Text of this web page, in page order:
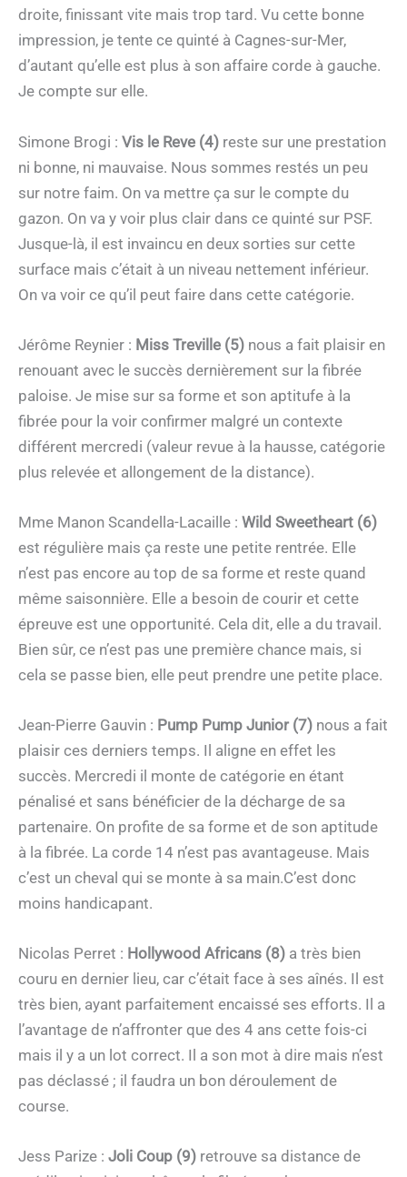
droite, finissant vite mais trop tard. Vu cette bonne
impression, je tente ce quinté à Cagnes-sur-Mer,
d’autant qu’elle est plus à son affaire corde à gauche.
Je compte sur elle.
Simone Brogi : Vis le Reve (4) reste sur une prestation
ni bonne, ni mauvaise. Nous sommes restés un peu
sur notre faim. On va mettre ça sur le compte du
gazon. On va y voir plus clair dans ce quinté sur PSF.
Jusque-là, il est invaincu en deux sorties sur cette
surface mais c’était à un niveau nettement inférieur.
On va voir ce qu’il peut faire dans cette catégorie.
Jérôme Reynier : Miss Treville (5) nous a fait plaisir en
renouant avec le succès dernièrement sur la fibrée
paloise. Je mise sur sa forme et son aptitufe à la
fibrée pour la voir confirmer malgré un contexte
différent mercredi (valeur revue à la hausse, catégorie
plus relevée et allongement de la distance).
Mme Manon Scandella-Lacaille : Wild Sweetheart (6)
est régulière mais ça reste une petite rentrée. Elle
n’est pas encore au top de sa forme et reste quand
même saisonnière. Elle a besoin de courir et cette
épreuve est une opportunité. Cela dit, elle a du travail.
Bien sûr, ce n’est pas une première chance mais, si
cela se passe bien, elle peut prendre une petite place.
Jean-Pierre Gauvin : Pump Pump Junior (7) nous a fait
plaisir ces derniers temps. Il aligne en effet les
succès. Mercredi il monte de catégorie en étant
pénalisé et sans bénéficier de la décharge de sa
partenaire. On profite de sa forme et de son aptitude
à la fibrée. La corde 14 n’est pas avantageuse. Mais
c’est un cheval qui se monte à sa main.C’est donc
moins handicapant.
Nicolas Perret : Hollywood Africans (8) a très bien
couru en dernier lieu, car c’était face à ses aînés. Il est
très bien, ayant parfaitement encaissé ses efforts. Il a
l’avantage de n’affronter que des 4 ans cette fois-ci
mais il y a un lot correct. Il a son mot à dire mais n’est
pas déclassé ; il faudra un bon déroulement de
course.
Jess Parize : Joli Coup (9) retrouve sa distance de